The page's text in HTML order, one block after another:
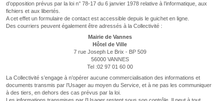
d’opposition prévus par la loi n° 78-17 du 6 janvier 1978 relative à l’informatique, aux
fichiers et aux libertés.
A cet effet un formulaire de contact est accessible depuis le guichet en ligne.
Des courriers peuvent également être adressés à la Collectivité :
Mairie de Vannes
Hôtel de Ville
7 rue Joseph Le Brix - BP 509
56000 VANNES
Tel :02 97 01 60 00
La Collectivité s’engage à n’opérer aucune commercialisation des informations et
documents transmis par l’Usager au moyen du Service, et à ne pas les communiquer
à des tiers, en dehors des cas prévus par la loi.